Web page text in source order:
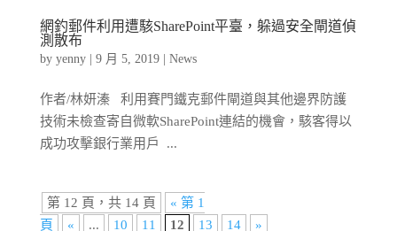
網釣郵件利用遭駭SharePoint平臺，躲過安全閘道偵
測散布
by yenny| 9 月 5, 2019| News
作者/林妍溱 利用賽門鐵克郵件閘道與其他邊界防護
技術未檢查寄自微軟SharePoint連結的機會，駭客得以
成功攻擊銀行業用戶 ...
第 12 頁，共 14 頁
« 第 1
頁
« ... 10 11 12 13 14 »